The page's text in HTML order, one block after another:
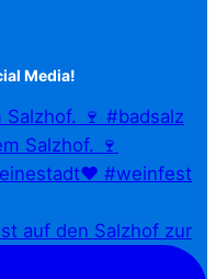
Media!
🍷 #badsalz
auf den Salzhof zur